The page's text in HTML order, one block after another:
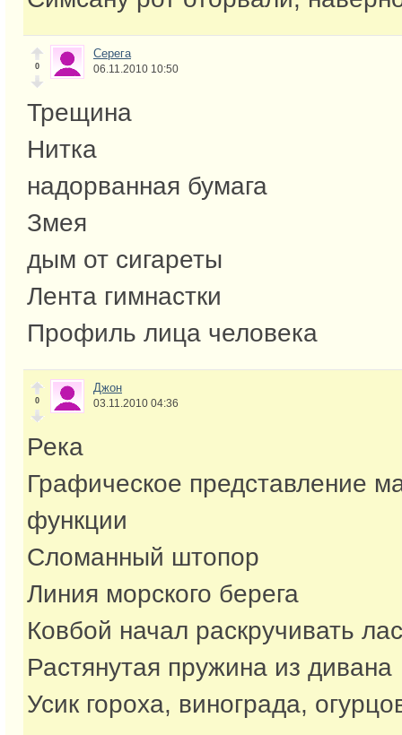
0
Серега
06.11.2010 10:50
Трещина
Нитка
надорванная бумага
Змея
дым от сигареты
Лента гимнастки
Профиль лица человека
0
Джон
03.11.2010 04:36
Река
Графическое представление
функции
Сломанный штопор
Линия морского берега
Ковбой начал раскручивать
Растянутая пружина из дивана
Усик гороха, винограда,